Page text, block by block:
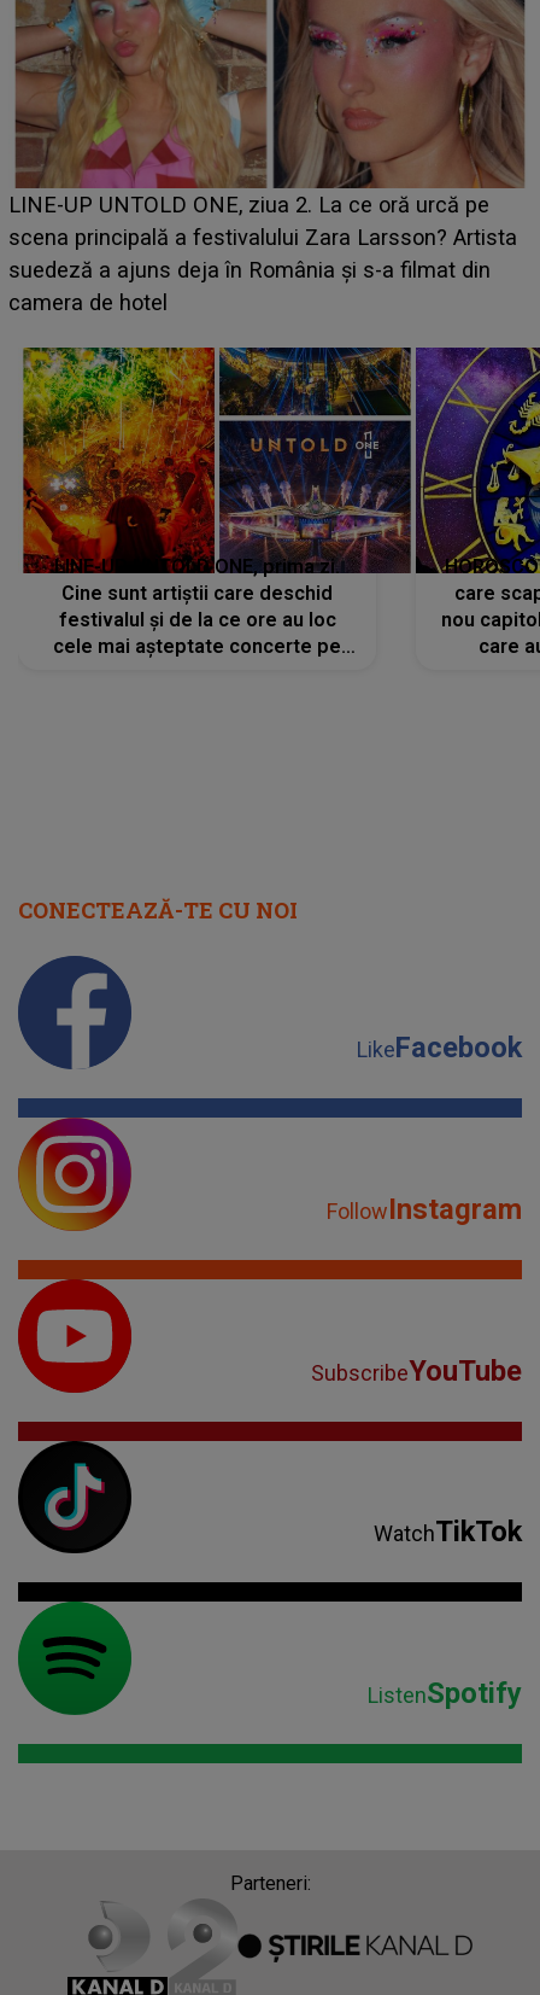
Ce a dezvăluit noua concurentă din "Casa Iubirii" l-a
luat prin surprindere pe Emanuel. CINE ESTE
BĂIATUL VIZAT de Alexandra?! Aflându-se în fața
faptului împlinit, A RECUNOSCUT IMEDIAT: "Am
LINE-UP UNTOLD ONE, prima zi.
Cine sunt artiștii care deschid
festivalul și de la ce ore au loc
cele mai așteptate concerte pe
care
nou
care
CONECTEAZĂ-TE CU NOI
LikeFacebook
FollowInstagram
SubscribeYouTube
WatchTikTok
ListenSpotify
Parteneri: